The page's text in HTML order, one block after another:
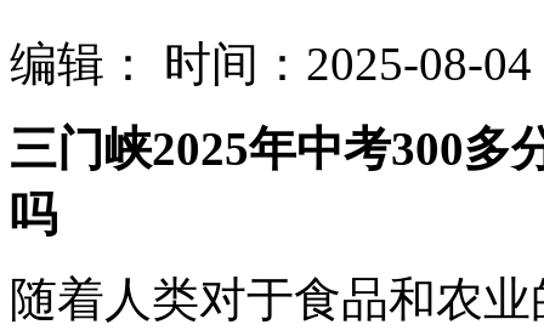
编辑：
时间：2025-08-04
三门峡2025年中考300多
吗
随着人类对于食品和农